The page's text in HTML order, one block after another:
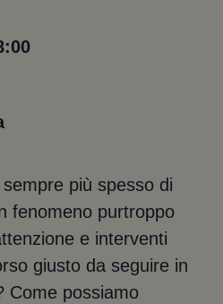
più spesso di
fenomeno purtroppo
e interventi
giusto da seguire in
Come possiamo